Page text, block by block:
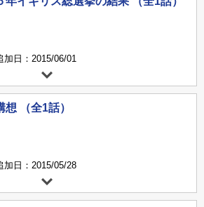
日：2015/06/01
想 （全1話）
日：2015/05/28